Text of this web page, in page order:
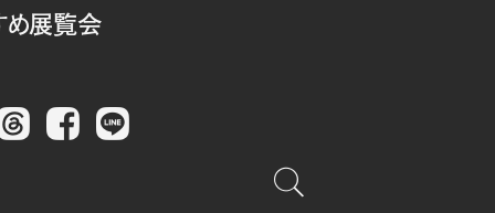
展覧会
Facebook LINE